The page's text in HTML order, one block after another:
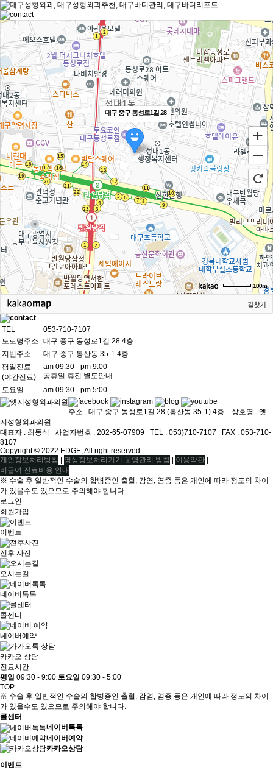
대구 중구 동성로1길 28
100m
길찾기
TEL
053-710-7107
도로명주소
대구 중구 동성로1길 28 4층
지번주소
대구 중구 봉산동 35-1 4층
평일진료
(야간진료)
am 09:30 - pm 9:00
공휴일 휴진 별도안내
토요일
am 09:30 - pm 5:00
주소 : 대구 중구 동성로1길 28 (봉산동 35-1) 4층 상호명 : 엣
지성형외과의원
대표자 : 최동식ㅤ 사업자번호 : 202-65-07909ㅤ TEL : 053)710-7107ㅤ FAX : 053-710-
8107
Copyright © 2022 EDGE, All right reserved
개인정보처리방침
영상정보처리기기 운영관리 방침 이용약관
비급여 진료비용 안내
※ 수술 후 일반적인 수술의 합병증인 출혈, 감염, 염증 등은 개인에 따라 정도의 차이
가 있을수도 있으므로 주의해야 합니다.
로그인
회원가입
이벤트
전후 사진
오시는길
네이버톡톡
콜센터
네이버예약
카카오 상담
진료시간
평일 09:30 - 9:00 토요일 09:30 - 5:00
TOP
※ 수술 후 일반적인 수술의 합병증인 출혈, 감염, 염증 등은 개인에 따라 정도의 차이
가 있을수도 있으므로 주의해야 합니다.
콜센터
네이버톡톡
네이버예약
카카오상담
이벤트